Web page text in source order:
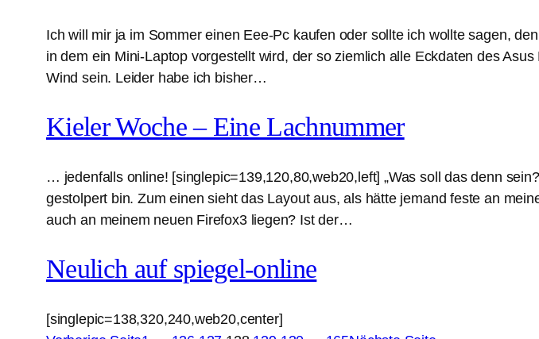
Ich will mir ja im Sommer einen Eee-Pc kaufen oder sollte ich wollte sagen,
in dem ein Mini-Laptop vorgestellt wird, der so ziemlich alle Eckdaten des
Wind sein. Leider habe ich bisher…
Kieler Woche – Eine Lachnummer
… jedenfalls online! [singlepic=139,120,80,web20,left] „Was soll das denn
gestolpert bin. Zum einen sieht das Layout aus, als hätte jemand feste an
auch an meinem neuen Firefox3 liegen? Ist der…
Neulich auf spiegel-online
[singlepic=138,320,240,web20,center]